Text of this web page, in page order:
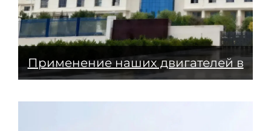
Применение наших двигателей в